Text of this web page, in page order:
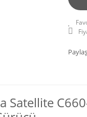
Satellite